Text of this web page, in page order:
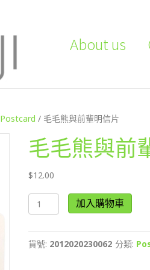
About us
Postcard / 毛毛熊與前輩明信片
毛毛熊與前
$12.00
毛
毛
與
前
加入購物車
貨號: 2012020230062 分類: